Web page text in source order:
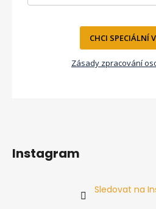
CHCI SPECIÁLNÍ
Zásady zpracování
Instagram
Sledovat na